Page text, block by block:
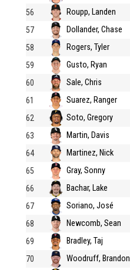
56 Roupp, Landen
57 Dollander, Chase
58 Rogers, Tyler
59 Gusto, Ryan
60 Sale, Chris
61 Suarez, Ranger
62 Soto, Gregory
63 Martin, Davis
64 Martinez, Nick
65 Gray, Sonny
66 Bachar, Lake
67 Soriano, José
68 Newcomb, Sean
69 Bradley, Taj
70 Woodruff, Brandon